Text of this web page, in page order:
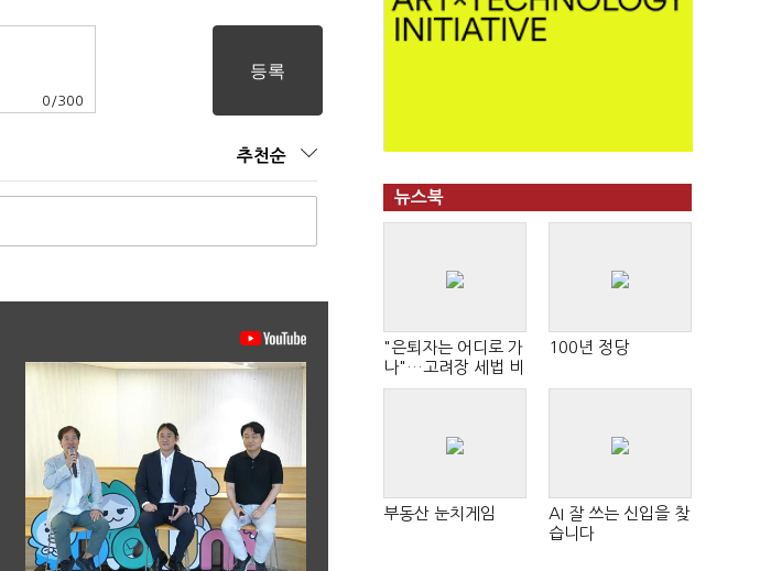
0 /300
추천순
뉴스북
"은퇴자는 어디로 가
나"…고려장 세법 비
판 확산
100년 정당
부동산 눈치게임
AI 잘 쓰는 신입을 찾
습니다